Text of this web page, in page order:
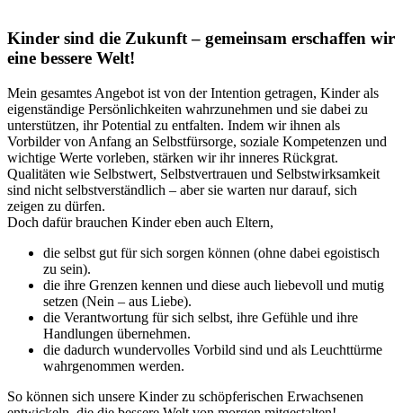
Kinder sind die Zukunft – gemeinsam erschaffen wir
eine bessere Welt!
Mein gesamtes Angebot ist von der Intention getragen, Kinder als
eigenständige Persönlichkeiten wahrzunehmen und sie dabei zu
unterstützen, ihr Potential zu entfalten. Indem wir ihnen als
Vorbilder von Anfang an Selbstfürsorge, soziale Kompetenzen und
wichtige Werte vorleben, stärken wir ihr inneres Rückgrat.
Qualitäten wie Selbstwert, Selbstvertrauen und Selbstwirksamkeit
sind nicht selbstverständlich – aber sie warten nur darauf, sich
zeigen zu dürfen.
Doch dafür brauchen Kinder eben auch Eltern,
die selbst gut für sich sorgen können (ohne dabei egoistisch
zu sein).
die ihre Grenzen kennen und diese auch liebevoll und mutig
setzen (Nein – aus Liebe).
die Verantwortung für sich selbst, ihre Gefühle und ihre
Handlungen übernehmen.
die dadurch wundervolles Vorbild sind und als Leuchttürme
wahrgenommen werden.
So können sich unsere Kinder zu schöpferischen Erwachsenen